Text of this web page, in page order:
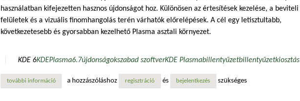
használatban kifejezetten hasznos újdonságot hoz. Különösen az értesítések kezelése, a beviteli
felületek és a vizuális finomhangolás terén várhatók előrelépések. A cél egy letisztultabb,
következetesebb és gyorsabban kezelhető Plasma asztali környezet.
KDE 6KDEPlasma6.7újdonságokszabad szoftverKDE Plasmabillentyűzetbillentyűzetkiosztás
további információplasma 6.7: globális gyorsbillentyű érkezik az értesítések törléséhez tartalommal kapcsolatosan
a hozzászóláshoz regisztráció és bejelentkezés szükséges